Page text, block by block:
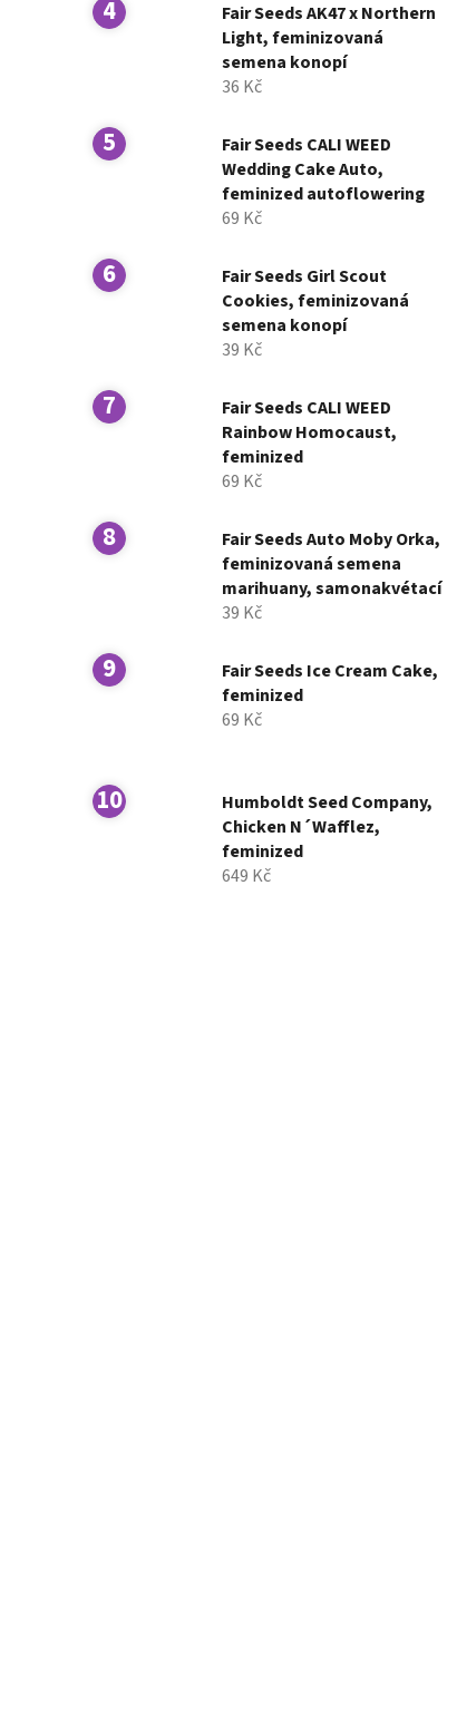
Fair Seeds AK47 x Northern
Light, feminizovaná
semena konopí
36 Kč
Fair Seeds CALI WEED
Wedding Cake Auto,
feminized autoflowering
69 Kč
Fair Seeds Girl Scout
Cookies, feminizovaná
semena konopí
39 Kč
Fair Seeds CALI WEED
Rainbow Homocaust,
feminized
69 Kč
Fair Seeds Auto Moby Orka,
feminizovaná semena
marihuany, samonakvétací
39 Kč
Fair Seeds Ice Cream Cake,
feminized
69 Kč
Humboldt Seed Company,
Chicken N´Wafflez,
feminized
649 Kč